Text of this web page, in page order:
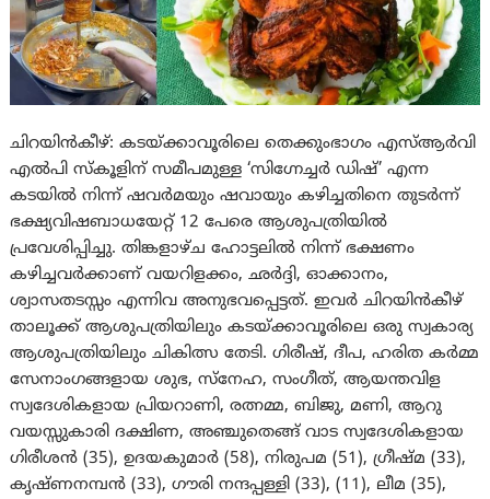
ചിറയിൻകീഴ്: കടയ്ക്കാവൂരിലെ തെക്കുംഭാഗം എസ്ആർവി
എൽപി സ്കൂളിന് സമീപമുള്ള ‘സിഗ്നേച്ചർ ഡിഷ്’ എന്ന
കടയിൽ നിന്ന് ഷവർമയും ഷവായും കഴിച്ചതിനെ തുടർന്ന്
ഭക്ഷ്യവിഷബാധയേറ്റ് 12 പേരെ ആശുപത്രിയിൽ
പ്രവേശിപ്പിച്ചു. തിങ്കളാഴ്ച ഹോട്ടലിൽ നിന്ന് ഭക്ഷണം
കഴിച്ചവര്‍ക്കാണ് വയറിളക്കം, ഛർദ്ദി, ഓക്കാനം,
ശ്വാസതടസ്സം എന്നിവ അനുഭവപ്പെട്ടത്. ഇവര്‍ ചിറയിൻകീഴ്
താലൂക്ക് ആശുപത്രിയിലും കടയ്ക്കാവൂരിലെ ഒരു സ്വകാര്യ
ആശുപത്രിയിലും ചികിത്സ തേടി. ഗിരീഷ്, ദീപ, ഹരിത കർമ്മ
സേനാംഗങ്ങളായ ശുഭ, സ്നേഹ, സംഗീത്, ആയന്തവിള
സ്വദേശികളായ പ്രിയറാണി, രത്നമ്മ, ബിജു, മണി, ആറു
വയസ്സുകാരി ദക്ഷിണ, അഞ്ചുതെങ്ങ് വാട സ്വദേശികളായ
ഗിരീശൻ (35), ഉദയകുമാർ (58), നിരുപമ (51), ഗ്രീഷ്മ (33),
കൃഷ്ണനമ്പൻ (33), ഗൗരി നന്ദപ്പള്ളി (33), (11), ലീമ (35),